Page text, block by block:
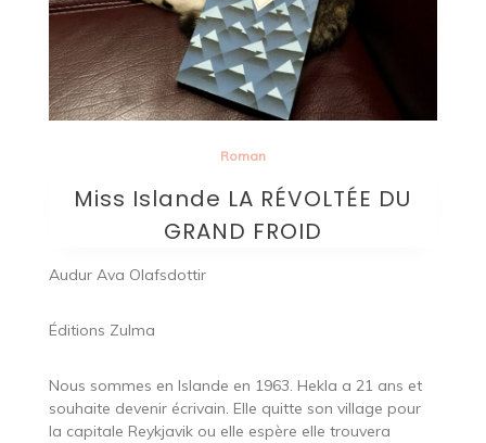
Roman
Miss Islande LA RÉVOLTÉE DU
GRAND FROID
Audur Ava Olafsdottir
Éditions Zulma
Nous sommes en Islande en 1963. Hekla a 21 ans et
souhaite devenir écrivain. Elle quitte son village pour
la capitale Reykjavik ou elle espère elle trouvera